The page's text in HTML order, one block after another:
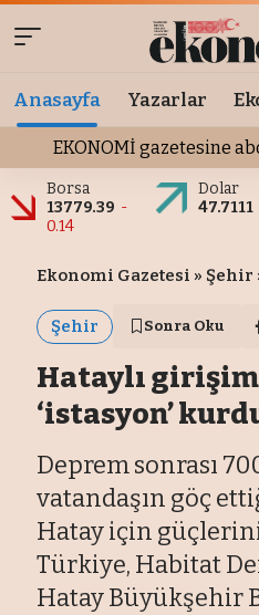
Anasayfa Yazarlar
EKONOMİ gazetesine
Borsa
13779.39 -
0.14
Dolar
47.7111
Ekonomi Gazetesi » Şehir
Şehir Sonra Oku
Hataylı
‘istasyon’
Deprem sonrası
vatandaşın göç
Hatay için
Türkiye, Habitat
Hatay Büyükşehir